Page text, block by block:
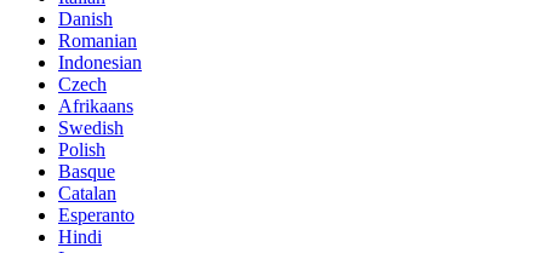
Danish
Romanian
Indonesian
Czech
Afrikaans
Swedish
Polish
Basque
Catalan
Esperanto
Hindi